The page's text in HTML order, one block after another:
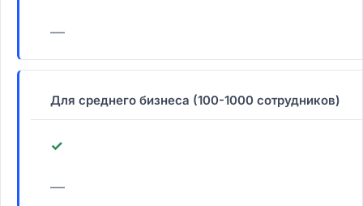
—
Для среднего бизнеса (100-1000 сотрудников)
✓
—